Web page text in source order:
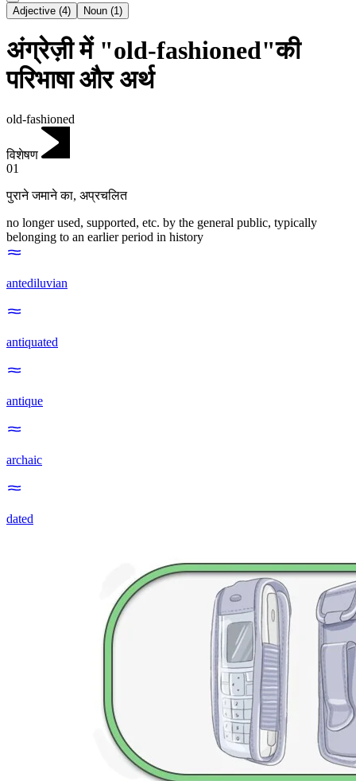
Adjective (4) Noun (1)
अंग्रेज़ी में "old-fashioned"की
परिभाषा और अर्थ
old-fashioned
विशेषण
01
पुराने जमाने का, अप्रचलित
no longer used, supported, etc. by the general public, typically
belonging to an earlier period in history
antediluvian
antiquated
antique
archaic
dated